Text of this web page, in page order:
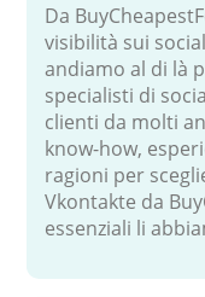
Da
visibilità sui
andiamo al di là
specialisti di
clienti da molti
know-how,
ragioni per
Vkontakte da
essenziali li